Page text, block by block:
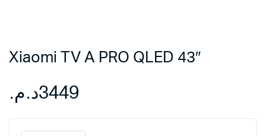
Xiaomi TV A PRO QLED 43″
3449د.م.